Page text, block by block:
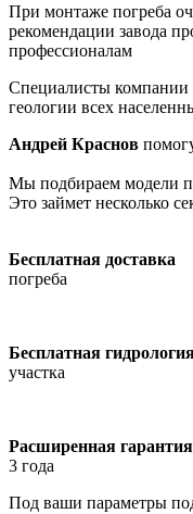
При монтаже погреба
рекомендации завода
профессионалам
Специалисты компании
геологии всех
Андрей Краснов
Мы подбираем модели
Это займет несколько
Бесплатная доставка
погреба
Бесплатная
участка
Расширенная гарантия
3 года
Под ваши параметры